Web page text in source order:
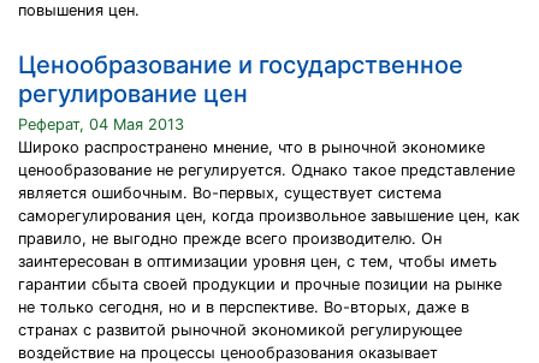
повышения цен.
Ценообразование и государственное
регулирование цен
Реферат, 04 Мая 2013
Широко распространено мнение, что в рыночной экономике
ценообразование не регулируется. Однако такое представление
является ошибочным. Во-первых, существует система
саморегулирования цен, когда произвольное завышение цен, как
правило, не выгодно прежде всего производителю. Он
заинтересован в оптимизации уровня цен, с тем, чтобы иметь
гарантии сбыта своей продукции и прочные позиции на рынке
не только сегодня, но и в перспективе. Во-вторых, даже в
странах с развитой рыночной экономикой регулирующее
воздействие на процессы ценообразования оказывает